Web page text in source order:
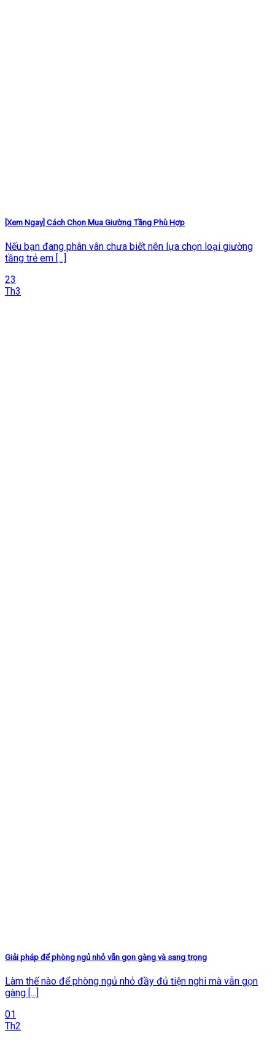
[Xem Ngay] Cách Chọn Mua Giường Tầng Phù Hợp
Nếu bạn đang phân vân chưa biết nên lựa chọn loại giường
tầng trẻ em [...]
23
Th3
Giải pháp để phòng ngủ nhỏ vẫn gọn gàng và sang trọng
Làm thế nào để phòng ngủ nhỏ đầy đủ tiện nghi mà vẫn gọn
gàng [...]
01
Th2